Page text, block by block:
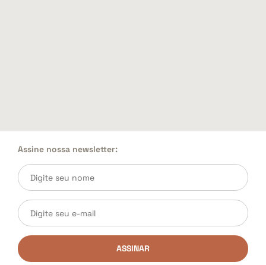
Assine nossa newsletter:
ASSINAR